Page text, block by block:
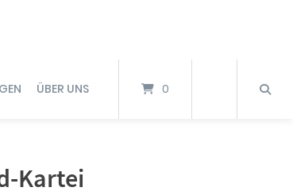
ÜBER UNS 0
Kartei